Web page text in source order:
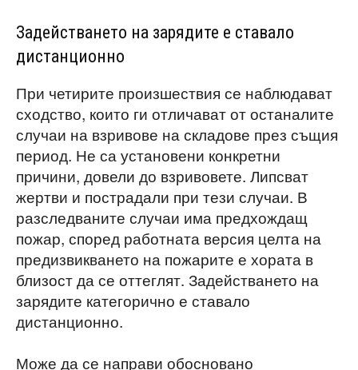
Задействането на зарядите е ставало
дистанционно
При четирите произшествия се наблюдават
сходство, които ги отличават от останалите
случаи на взривове на складове през същия
период. Не са установени конкретни
причини, довели до взривовете. Липсват
жертви и пострадали при тези случаи. В
разследваните случаи има предхождащ
пожар, според работната версия целта на
предизвикването на пожарите е хората в
близост да се оттеглят. Задействането на
зарядите категорично е ставало
дистанционно.
Може да се направи обосновано